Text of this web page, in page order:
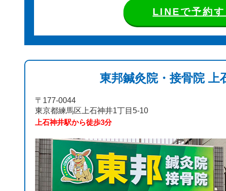
LINEで予約す
東邦鍼灸院・接骨院 上
〒177-0044
東京都練馬区上石神井1丁目5-10
上石神井駅から徒歩3分